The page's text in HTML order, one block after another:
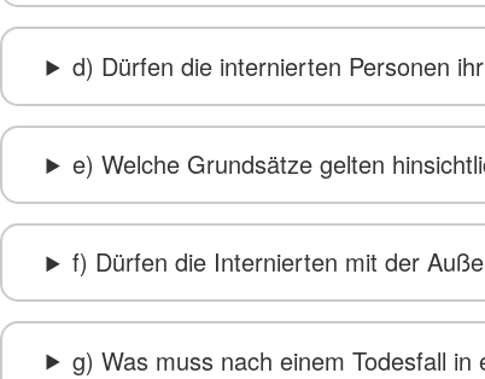
d) Dürfen die internierten Personen
e) Welche Grundsätze gelten
f) Dürfen die Internierten mit der
g) Was muss nach einem Todesfall